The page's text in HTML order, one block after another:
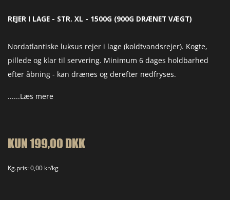
REJER I LAGE - STR. XL - 1500G (900G DRÆNET VÆGT)
Nordatlantiske luksus rejer i lage (koldtvandsrejer). Kogte,
pillede og klar til servering. Minimum 6 dages holdbarhed
efter åbning - kan drænes og derefter nedfryses.
Bemærk:Brandet varierer alt efter hvilken leverandør der kan
......Læs mere
KUN 199,00 DKK
Kg.pris: 0,00 kr/kg